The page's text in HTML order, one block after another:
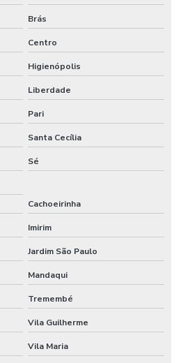
para eventos
Brás
Centro
Higienópolis
Liberdade
Pari
Santa Cecília
Sé
Cachoeirinha
Imirim
Jardim São Paulo
Mandaqui
Tremembé
Vila Guilherme
Vila Maria